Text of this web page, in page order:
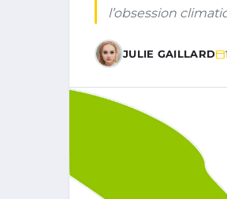
l’obsession
JULIE GAILLARD